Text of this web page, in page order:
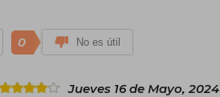
0 No es útil
Jueves 16 de Mayo, 2024